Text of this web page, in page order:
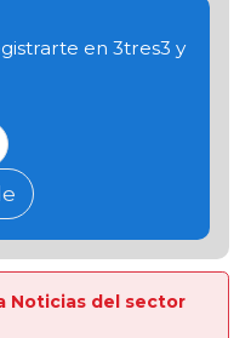
en 3tres3 y
Noticias del sector